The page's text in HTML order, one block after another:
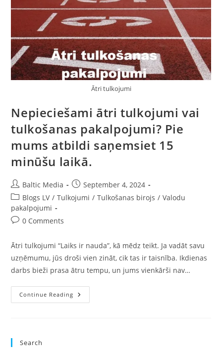
Ātri tulkojumi
Nepieciešami ātri tulkojumi vai
tulkošanas pakalpojumi? Pie
mums atbildi saņemsiet 15
minūšu laikā.
Post
author:
Baltic Media
Post
published:
September 4, 2024
Post
category:
Blogs LV / Tulkojumi / Tulkošanas birojs / Valodu
pakalpojumi
Post0 Comments
Ātri tulkojumi “Laiks ir nauda”, kā mēdz teikt. Ja vadāt savu
uzņēmumu, jūs droši vien zināt, cik tas ir taisnība. Ikdienas
darbs bieži prasa ātru tempu, un jums vienkārši nav…
Continue Reading Nepieciešami
Ātri
Search